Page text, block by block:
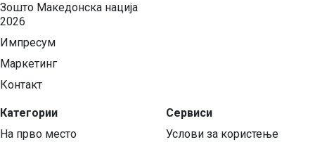
Зошто Македонска нација
2026
Импресум
Маркетинг
Контакт
Категории
На прво место
Сервиси
Услови за користење